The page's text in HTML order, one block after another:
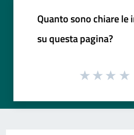
Quanto sono chiare
su questa pagina?